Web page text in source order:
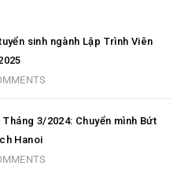
sinh ngành Lập Trình Viên
3/2024: Chuyển mình Bứt
Hanoi